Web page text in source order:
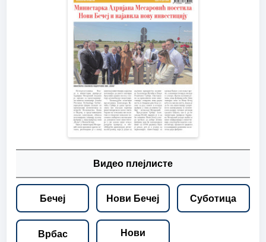
Видео плејлисте
Бечеј Нови Бечеј Суботица
Врбас
Нови